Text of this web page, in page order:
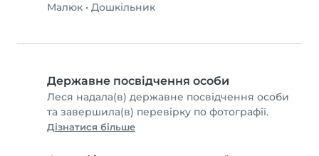
Малюк • Дошкільник
Державне посвідчення особи
Леся надала(в) державне посвідчення особи
та завершила(в) перевірку по фотографії.
Дізнатися більше